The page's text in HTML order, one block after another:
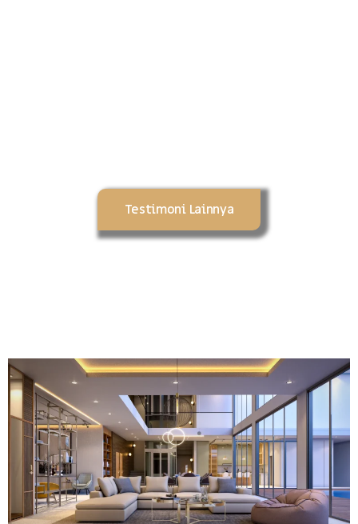
Testimoni Lainnya